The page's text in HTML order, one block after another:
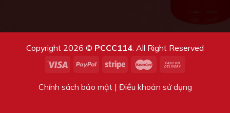
Copyright 2026 © PCCC114 . All Right Reserved
Chính sách bảo mật | Điều khoản sử dụng